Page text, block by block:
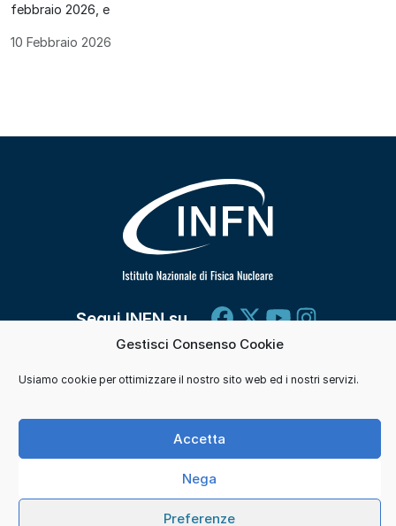
Gestisci Consenso Cookie
Usiamo cookie per ottimizzare il nostro sito web ed i nostri servizi.
Accetta
Nega
Preferenze
febbraio 2026, e
10 Febbraio 2026
Segui INFN su
Contatti Cookie e consensi
Privacy
Credits
© 2026 Istituto Nazionale di Fisica Nucleare. Tutti i
diritti sono riservati.